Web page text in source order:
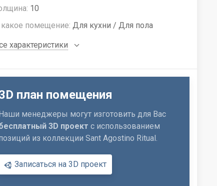
10
какое помещение: Для кухни / Для пола
характеристики
план помещения
Наши менеджеры могут изготовить для Вас
3D проект с использованием
из коллекции Sant Agostino Ritual.
Записаться на 3D проект